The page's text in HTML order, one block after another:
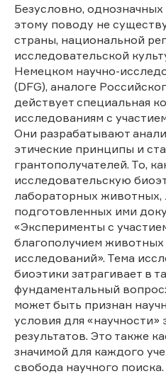
Безусловно,
этому поводу не
страны, национальной
исследовательской
Немецком научно-
(DFG), аналоге
действует специальная
исследованиям с
Они разрабатывают
этические принципы и
грантополучателей. То,
исследовательскую
лабораторных
подготовленных ими
«Эксперименты с
благополучием животных
исследований». Тема
биоэтики затрагивает в
фундаментальный
может быть признан
условия для «научности»
результатов. Это также
значимой для каждого
свобода научного поиска.